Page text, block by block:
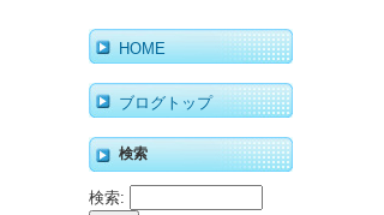
HOME
ブログトップ
検索
検索: